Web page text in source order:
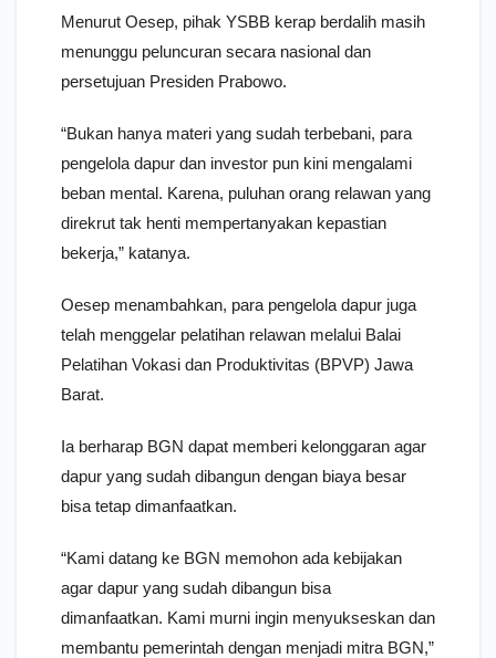
Menurut Oesep, pihak YSBB kerap berdalih masih
menunggu peluncuran secara nasional dan
persetujuan Presiden Prabowo.
“Bukan hanya materi yang sudah terbebani, para
pengelola dapur dan investor pun kini mengalami
beban mental. Karena, puluhan orang relawan yang
direkrut tak henti mempertanyakan kepastian
bekerja,” katanya.
Oesep menambahkan, para pengelola dapur juga
telah menggelar pelatihan relawan melalui Balai
Pelatihan Vokasi dan Produktivitas (BPVP) Jawa
Barat.
Ia berharap BGN dapat memberi kelonggaran agar
dapur yang sudah dibangun dengan biaya besar
bisa tetap dimanfaatkan.
“Kami datang ke BGN memohon ada kebijakan
agar dapur yang sudah dibangun bisa
dimanfaatkan. Kami murni ingin menyukseskan dan
membantu pemerintah dengan menjadi mitra BGN,”